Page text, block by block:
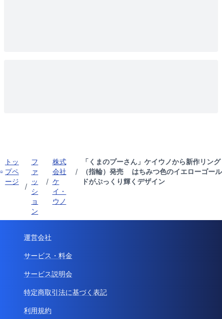
トッ
プペ
ージ
/
フ
ァ
ッ
シ
ョ
ン
/
株式
会社
ケ
イ・
ウノ
/
「くまのプーさん」ケイウノから新作リング
（指輪）発売 はちみつ色のイエローゴール
ドがぷっくり輝くデザイン
運営会社
サービス・料金
サービス説明会
特定商取引法に基づく表記
利用規約